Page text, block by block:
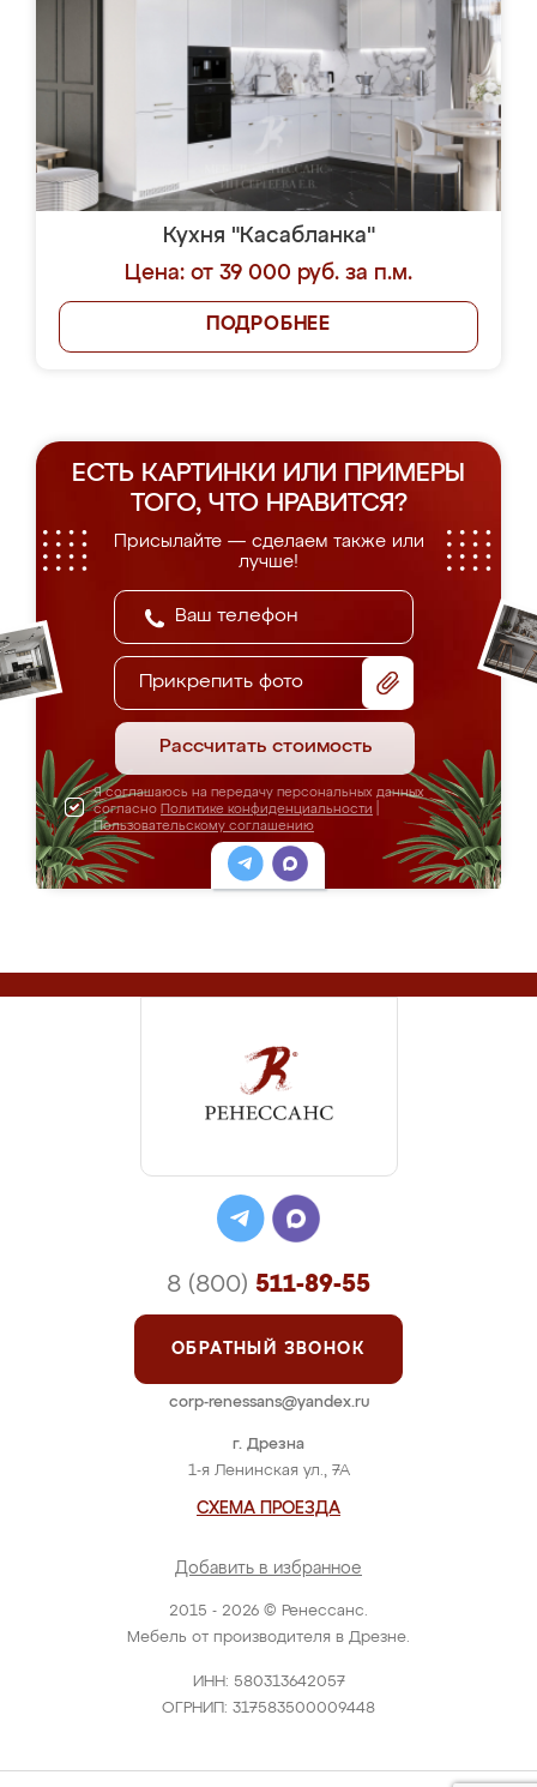
Кухня "Касабланка"
Цена: от 39 000 руб. за п.м.
ПОДРОБНЕЕ
ЕСТЬ КАРТИНКИ ИЛИ ПРИМЕРЫ
ТОГО, ЧТО НРАВИТСЯ?
Присылайте — сделаем также или
лучше!
Прикрепить фото
Рассчитать стоимость
Я соглашаюсь на передачу персональных данных
согласно Политике конфиденциальности
Пользовательскому соглашению
2015 - 2026 © Ренессанс.
Мебель от производителя в Дрезне.
ИНН: 580313642057
ОГРНИП: 317583500009448
г. Дрезна
1-я Ленинская ул., 7А
СХЕМА ПРОЕЗДА
Добавить в избранное
8 (800) 511-89-55
ОБРАТНЫЙ ЗВОНОК
corp-renessans@yandex.ru